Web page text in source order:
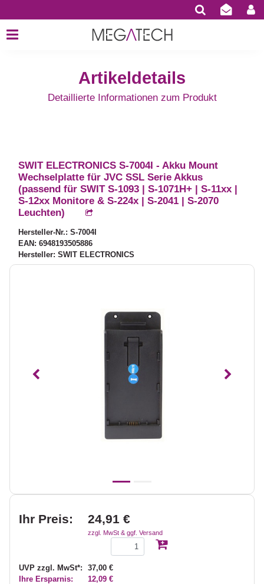
Artikeldetails
Detaillierte Informationen zum Produkt
SWIT ELECTRONICS S-7004I - Akku Mount
Wechselplatte für JVC SSL Serie Akkus
(passend für SWIT S-1093 | S-1071H+ | S-11xx |
S-12xx Monitore & S-224x | S-2041 | S-2070
Leuchten)
Hersteller-Nr.: S-7004I
EAN: 6948193505886
Hersteller: SWIT ELECTRONICS
Vorheriges
Ihr Preis: 24,91 €
zzgl. MwSt & ggf. Versand
UVP zzgl. MwSt*:
37,00 €
Ihre Ersparnis:
12,09 €